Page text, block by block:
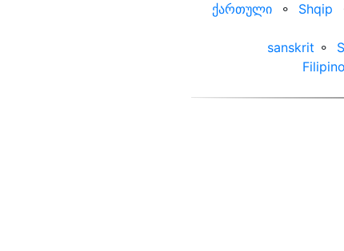
ქართული
⚬ Shqip
sanskrit ⚬
Filipino